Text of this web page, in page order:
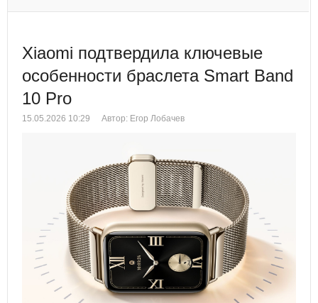
Xiaomi подтвердила ключевые
особенности браслета Smart Band
10 Pro
15.05.2026 10:29 Автор: Егор Лобачев